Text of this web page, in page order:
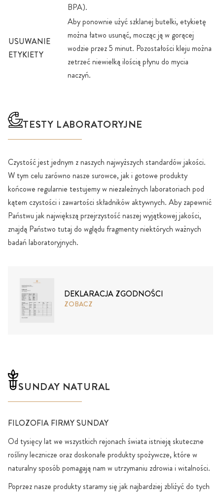
BPA).
USUWANIE
ETYKIETY
Aby ponownie użyć szklanej butelki, etykietę
można łatwo usunąć, mocząc ją w gorącej
wodzie przez 5 minut. Pozostałości kleju można
zetrzeć niewielką ilością płynu do mycia
naczyń.
TESTY LABORATORYJNE
Czystość jest jednym z naszych najwyższych standardów jakości.
W tym celu zarówno nasze surowce, jak i gotowe produkty
końcowe regularnie testujemy w niezależnych laboratoriach pod
kątem czystości i zawartości składników aktywnych. Aby zapewnić
Państwu jak największą przejrzystość naszej wyjątkowej jakości,
znajdą Państwo tutaj do wglądu fragmenty niektórych ważnych
badań laboratoryjnych.
DEKLARACJA ZGODNOŚCI
ZOBACZ
SUNDAY NATURAL
FILOZOFIA FIRMY SUNDAY
Od tysięcy lat we wszystkich rejonach świata istnieją skuteczne
rośliny lecznicze oraz doskonałe produkty spożywcze, które w
naturalny sposób pomagają nam w utrzymaniu zdrowia i witalności.
Poprzez nasze produkty staramy się jak najbardziej zbliżyć do tych